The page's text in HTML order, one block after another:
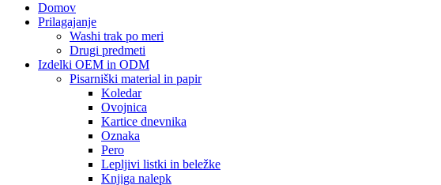
Domov
Prilagajanje
Washi trak po meri
Drugi predmeti
Izdelki OEM in ODM
Pisarniški material in papir
Koledar
Ovojnica
Kartice dnevnika
Oznaka
Pero
Lepljivi listki in beležke
Knjiga nalepk